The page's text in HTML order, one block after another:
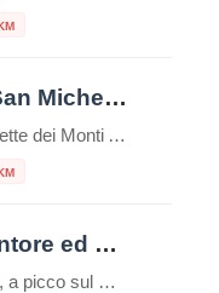
L’Eremo di San Michele a Formia: tra storia, natura e mistero
Arroccato tra le vette dei Monti Aurunci, l’Eremo di San Michele a Formia è un luogo di rara bellezza e profonda spiritualità. Questo antico santuario rupestre, scavato nella roccia, rappresenta una meta suggestiva sia per gli amanti della natura che per i pellegrini alla ricerca di un luogo di raccoglimento. Il panorama mozzafiato che si […]
Monte Redentore ed Eremo di San Michele
Nel sud del Lazio, a picco sul Golfo di Gaeta, si erge il Monte Redentore, una delle cime più suggestive e panoramiche dei Monti Aurunci. A 1252 metri di altitudine, questa montagna, che in realtà è una spalla del più imponente Monte Altino, offre un’esperienza indimenticabile che unisce trekking, spiritualità e paesaggi mozzafiato, rendendola una […]